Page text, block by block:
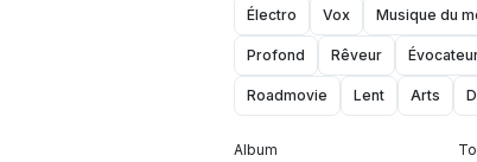
Électro Vox Musique du
Profond Rêveur
Roadmovie Lent Arts
Album